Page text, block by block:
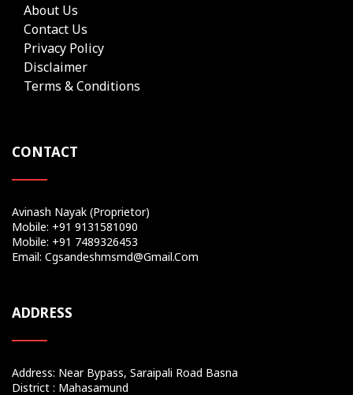
About Us
Contact Us
Privacy Policy
Disclaimer
Terms & Conditions
CONTACT
Avinash Nayak (Proprietor)
Mobile: +91 9131581090
Mobile: +91 7489326453
Email: Cgsandeshmsmd@gmail.com
ADDRESS
Address: Near Bypass, Saraipali Road Basna
District : Mahasamund